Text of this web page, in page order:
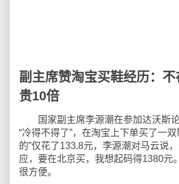
副主席赞淘宝买鞋经历：
贵10倍
国家副主席李源潮在参加达沃斯论
“冷得不得了”，在淘宝上下单买了一
的”仅花了133.8元，李源潮对马云说
应，要在北京买，我想起码得1380元
很方便。